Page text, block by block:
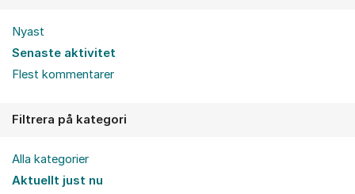
Nyast
Senaste aktivitet
Flest kommentarer
Filtrera på kategori
Alla kategorier
Aktuellt just nu